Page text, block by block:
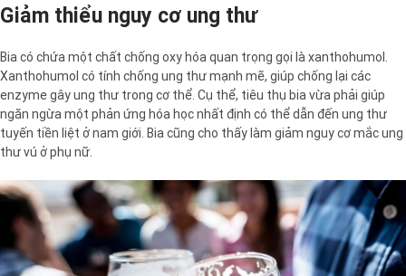
Giảm thiểu nguy cơ ung thư
Bia có chứa một chất chống oxy hóa quan trọng gọi là xanthohumol.
Xanthohumol có tính chống ung thư mạnh mẽ, giúp chống lại các
enzyme gây ung thư trong cơ thể. Cụ thể, tiêu thụ bia vừa phải giúp
ngăn ngừa một phản ứng hóa học nhất định có thể dẫn đến ung thư
tuyến tiền liệt ở nam giới. Bia cũng cho thấy làm giảm nguy cơ mắc ung
thư vú ở phụ nữ.